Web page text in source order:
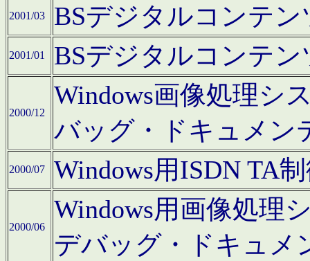
2001/03 BSデジタルコンテ
2001/01 BSデジタルコンテ
2000/12
Windows画像処理シ
バッグ・ドキュメン
2000/07 Windows用ISDN TA
2000/06
Windows用画像処理
デバッグ・ドキュメ